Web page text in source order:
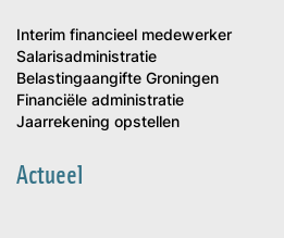
Interim financieel medewerker
Salarisadministratie
Belastingaangifte Groningen
Financiële administratie
Jaarrekening opstellen
Actueel